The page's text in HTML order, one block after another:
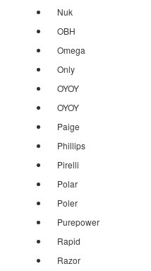
Nuk
OBH
Omega
Only
OYOY
OYOY
Paige
Phillips
Pirelli
Polar
Poler
Purepower
Rapid
Razor